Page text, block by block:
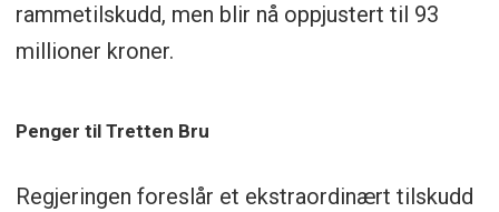
rammetilskudd, men blir nå oppjustert til 93
millioner kroner.
Penger til Tretten Bru
Regjeringen foreslår et ekstraordinært tilskudd